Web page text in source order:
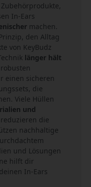
In-Ears
machen.
den Alltag
von KeyBudz
länger hält
einen sicheren
die
Viele Hüllen
und
die
nachhaltige
und Lösungen
hilft dir
In-Ears